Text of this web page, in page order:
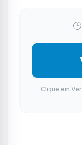
Clique em